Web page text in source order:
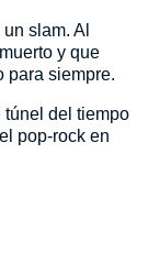
slam. Al
y que
para siempre.
túnel del tiempo
pop-rock en